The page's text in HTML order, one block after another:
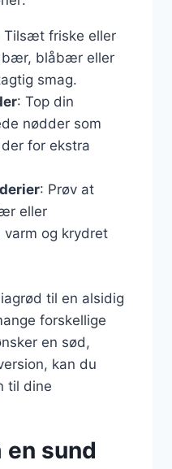
Tilsæt friske eller
blåbær eller
smag.
: Top din
nødder som
for ekstra
: Prøv at
eller
varm og krydret
til en alsidig
forskellige
en sød,
kan du
til dine
en sund